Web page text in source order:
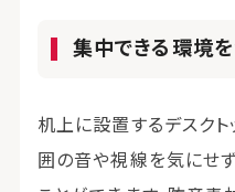
集中できる環境を
机上に設置するデスクト
囲の音や視線を気にせ